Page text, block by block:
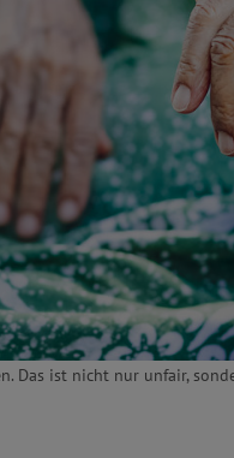
ist nicht nur unfair,